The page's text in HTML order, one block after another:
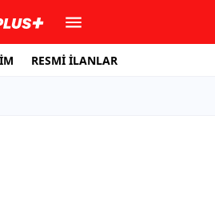
RESMİ İLANLAR